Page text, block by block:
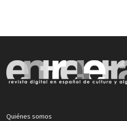
Quiénes somos